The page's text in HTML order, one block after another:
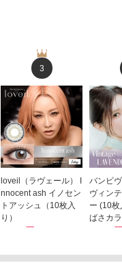
3
loveil（ラヴェール） I
nnocent ash イノセン
トアッシュ（10枚入
り）
1,760円
バンビ
ヴィン
ー (10
ばさカ
1,848